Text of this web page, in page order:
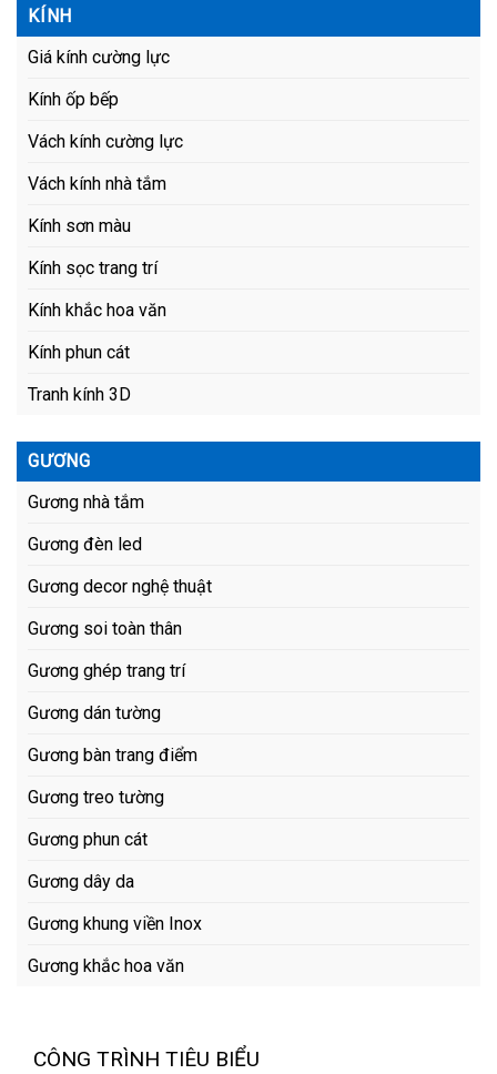
KÍNH
Giá kính cường lực
Kính ốp bếp
Vách kính cường lực
Vách kính nhà tắm
Kính sơn màu
Kính sọc trang trí
Kính khắc hoa văn
Kính phun cát
Tranh kính 3D
GƯƠNG
Gương nhà tắm
Gương đèn led
Gương decor nghệ thuật
Gương soi toàn thân
Gương ghép trang trí
Gương dán tường
Gương bàn trang điểm
Gương treo tường
Gương phun cát
Gương dây da
Gương khung viền Inox
Gương khắc hoa văn
CÔNG TRÌNH TIÊU BIỂU